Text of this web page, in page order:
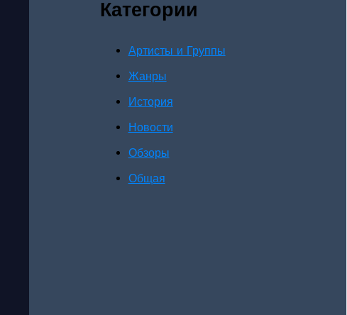
Категории
Артисты и Группы
Жанры
История
Новости
Обзоры
Общая